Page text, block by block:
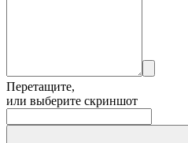
Перетащите,
или выберите скриншот